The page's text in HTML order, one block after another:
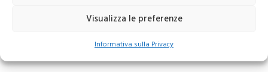
Visualizza le preferenze
Informativa sulla Privacy
Azioni Bance Europee